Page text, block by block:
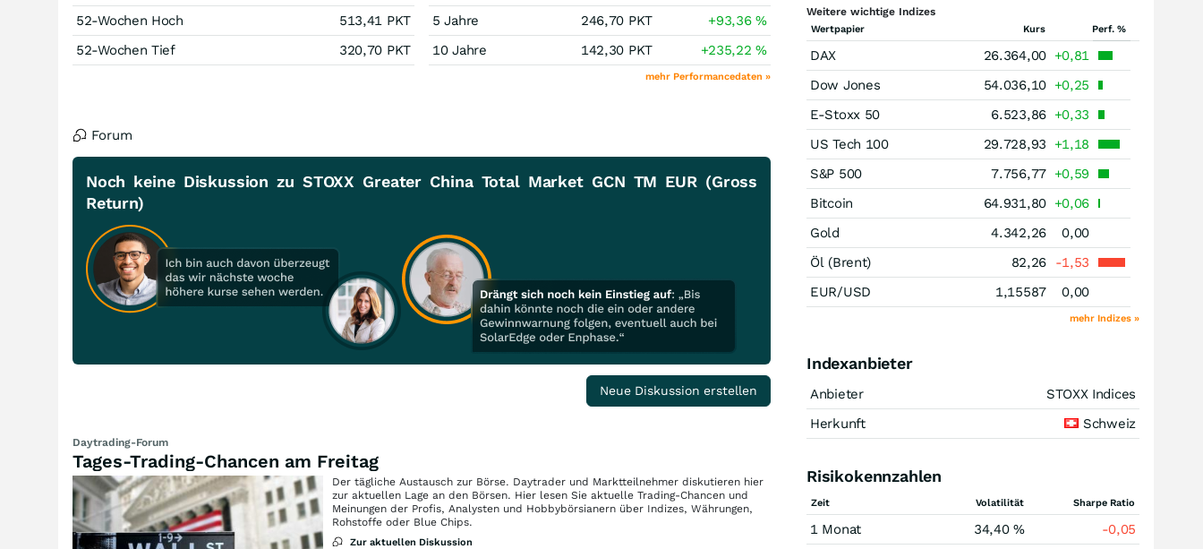
52-Wochen Hoch
513,41 PKT
52-Wochen Tief
320,70 PKT
5 Jahre
246,70 PKT +93,36%
10 Jahre
142,30 PKT +235,22%
mehr Performancedaten »
Forum
Noch keine Diskussion zu STOXX Greater China Total Market GCN TM EUR (Gross
Return)
Neue Diskussion erstellen
Daytrading-Forum
Tages-Trading-Chancen am Freitag
Der tägliche Austausch zur Börse. Daytrader und Marktteilnehmer diskutieren hier
zur aktuellen Lage an den Börsen. Hier lesen Sie aktuelle Trading-Chancen und
Meinungen der Profis, Analysten und Hobbybörsianern über Indizes, Währungen,
Rohstoffe oder Blue Chips.
Zur aktuellen Diskussion
Weitere wichtige Indizes
Wertpapier Kurs Perf. %
DAX 26.364,00 +0,81
Dow Jones
54.036,10 +0,25
E-Stoxx 50
6.523,86 +0,33
US Tech 100
29.728,93
+1,18
S&P 500
7.756,77 +0,59
Bitcoin
64.931,80 +0,06
Gold
4.342,26
0,00
Öl (Brent)
82,26
-1,53
EUR/USD
1,15587 0,00
mehr Indizes »
Indexanbieter
Anbieter
STOXX Indices
Herkunft
Schweiz
Risikokennzahlen
Zeit Volatilität Sharpe Ratio
1 Monat 34,40 %
-0,05